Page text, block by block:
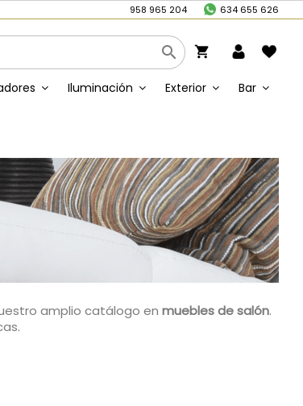
958 965 204/ 634 655 626
 shopping_cart
Iluminación Exterior Bar
amplio catálogo en muebles de salón.